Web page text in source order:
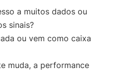
a muitos dados ou
sinais?
ou vem como caixa
muda, a performance